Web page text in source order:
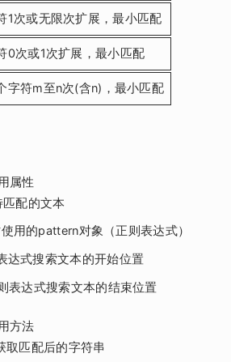
1次或无限次扩展，最小匹配
0次或1次扩展，最小匹配
字符m至n次(含n)，最小匹配
属性
匹配的文本
用的pattern对象（正则表达式）
达式搜索文本的开始位置
表达式搜索文本的结束位置
方法
取匹配后的字符串